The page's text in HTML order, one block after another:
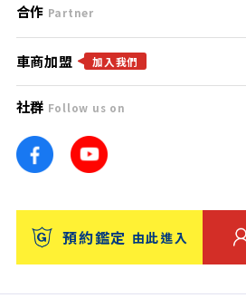
免責聲明
隱私權政策
團隊
車訊網
台灣優良中古車商大獎
聯絡我們
什麼是Goo鑑定？
找好車
找好店
找海外車
消費者評價
合作 Partner
合作夥伴
廣告合作
車商加盟 加入我們
社群 Follow us on
預約鑑定 由此進入